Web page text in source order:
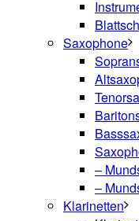
Saxophone
–
–
Klarinetten